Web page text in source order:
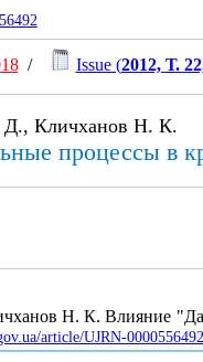
/ Issue (2012, Т.
Кличханов Н. К.
процессы в
Н. К. Влияние
article/UJRN-0000556492